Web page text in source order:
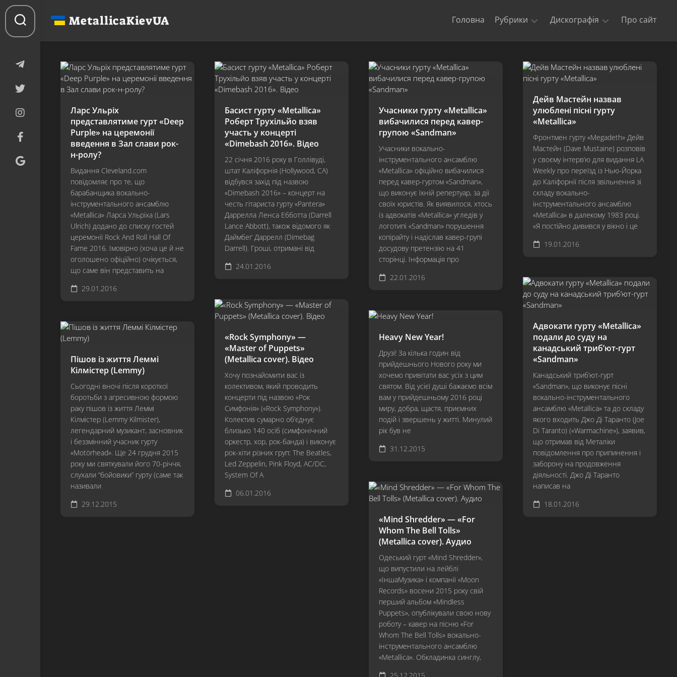
Перейти
до
вмісту
MetallicaKievUA Головна Рубрики
Триб’юти
Офіційні
Концерти
Metallica
Дискографія
All
The
Lightning
Master
of
Puppets
The
$5.98
E.P.
–
Garage
Days
Re-
For
All
Metallica
Load
ReLoad
Garage
Inc.
S&M
St.
Death
Magnetic
Hardwired…
To
Self-
Destruct
S&M²
Про сайт
Ларс Ульріх
представлятиме гурт «Deep
Purple» на церемонії
введення в Зал слави рок-
н-ролу?
Видання Cleveland.com
повідомляє про те, що
барабанщика вокально-
інструментального ансамблю
«Metallica» Ларса Ульріха (Lars
Ulrich) додано до списку гостей
церемонії Rock And Roll Hall Of
Fame 2016. Імовірно (хоча це й не
оголошено офіційно) очікується,
що саме він представить на
29.01.2016
Басист гурту «Metallica»
Роберт Трухільйо взяв
участь у концерті
«Dimebash 2016». Відео
22 січня 2016 року в Голлівуді,
штат Каліфорнія (Hollywood, CA)
відбувся захід під назвою
«Dimebash 2016» – концерт на
честь гітариста гурту «Pantera»
Даррелла Ленса Ебботта (Darrell
Lance Abbott), також відомого як
Даймбеґ Даррелл (Dimebag
Darrell). Гроші, отримані від
24.01.2016
Учасники гурту «Metallica»
вибачилися перед кавер-
групою «Sandman»
Учасники вокально-
інструментального ансамблю
«Metallica» офіційно вибачилися
перед кавер-гуртом «Sandman»,
що виконує їхній репертуар, за дії
своїх юристів. Як виявилося, хтось
із адвокатів «Metallica» угледів у
логотипі «Sandman» порушення
копірайту і надіслав кавер-групі
досудову претензію на 41
сторінці. Інформація про
22.01.2016
Дейв Мастейн назвав
улюблені пісні гурту
«Metallica»
Фронтмен гурту «Megadeth» Дейв
Мастейн (Dave Mustaine) розповів
у своєму інтерв’ю для видання LA
Weekly про переїзд із Нью-Йорка
до Каліфорнії після звільнення зі
складу вокально-
інструментального ансамблю
«Metallica» в далекому 1983 році.
«Я постійно дивився у вікно і це
19.01.2016
Адвокати гурту «Metallica»
подали до суду на
канадський триб’ют-гурт
«Sandman»
Канадський триб’ют-гурт
«Sandman», що виконує пісні
вокально-інструментального
ансамблю «Metallica» та до складу
якого входить Джо Ді Таранто (Joe
Di Taranto) («Warmachine»), заявив,
що отримав від Металіки
повідомлення про припинення і
заборону на продовження
діяльності. Джо Ді Таранто
написав на
18.01.2016
«Rock Symphony» —
«Master of Puppets»
(Metallica cover). Відео
Хочу познайомити вас із
колективом, який проводить
концерти під назвою «Рок
Симфонія» («Rock Symphony»).
Колектив сумарно об’єднує
близько 140 осіб (симфонічний
оркестр, хор, рок-банда) і виконує
рок-хіти різних груп: The Beatles,
Led Zeppelin, Pink Floyd, AC/DC,
System Of A
06.01.2016
Heavy New Year!
Друзі! За кілька годин від
прийдешнього Нового року ми
хочемо привітати вас усіх з цим
святом. Від усієї душі бажаємо всім
вам у прийдешньому 2016 році
миру, добра, щастя, приємних
подій і звершень у житті. Минулий
рік був не
31.12.2015
Пішов із життя Леммі
Кілмістер (Lemmy)
Сьогодні вночі після короткої
боротьби з агресивною формою
раку пішов із життя Леммі
Кілмістер (Lemmy Kilmister),
легендарний музикант, засновник
і беззмінний учасник гурту
«Motörhead». Ще 24 грудня 2015
року ми святкували його 70-річчя,
слухали “бойовики” гурту (саме так
називали
29.12.2015
«Mind Shredder» — «For
Whom The Bell Tolls»
(Metallica cover). Аудио
Одеський гурт «Mind Shredder»,
що випустили на лейблі
«ІншаМузика» і компанії «Moon
Records» восени 2015 року свій
перший альбом «Mindless
Puppets», опублікували свою нову
роботу – кавер на пісню «For
Whom The Bell Tolls» вокально-
інструментального ансамблю
«Metallica». Обкладинка синглу,